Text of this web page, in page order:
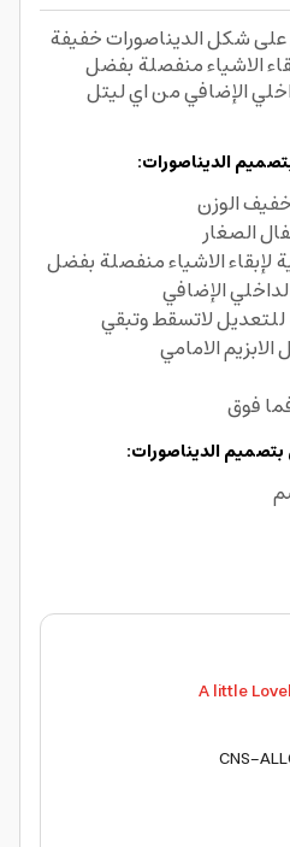
شكل الديناصورات خفيفة
الاشياء منفصلة بفضل
الإضافي من اي ليتل
الديناصورات:
الوزن
الصغار
الاشياء منفصلة بفضل
الإضافي
للتعديل لاتسقط وتبقي
الامامي
الديناصورات:
A little
CNS-